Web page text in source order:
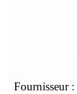
Fournisseur :